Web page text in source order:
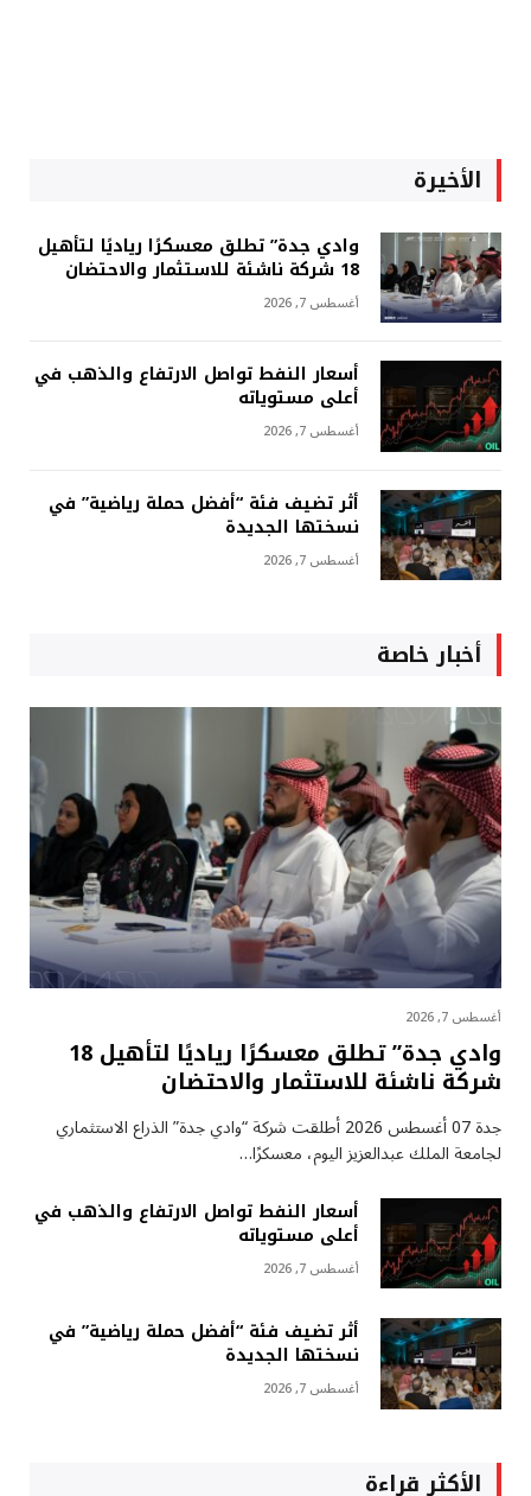
الأخيرة
وادي جدة” تطلق معسكرًا رياديًا لتأهيل
18 شركة ناشئة للاستثمار والاحتضان
أغسطس 7, 2026
أسعار النفط تواصل الارتفاع والذهب في
أعلى مستوياته
أغسطس 7, 2026
أثر تضيف فئة “أفضل حملة رياضية” في
نسختها الجديدة
أغسطس 7, 2026
أخبار خاصة
أغسطس 7, 2026
وادي جدة” تطلق معسكرًا رياديًا لتأهيل 18
شركة ناشئة للاستثمار والاحتضان
جدة 07 أغسطس 2026 أطلقت شركة “وادي جدة” الذراع الاستثماري
لجامعة الملك عبدالعزيز اليوم، معسكرًا…
أسعار النفط تواصل الارتفاع والذهب في
أعلى مستوياته
أغسطس 7, 2026
أثر تضيف فئة “أفضل حملة رياضية” في
نسختها الجديدة
أغسطس 7, 2026
الأكثر قراءة